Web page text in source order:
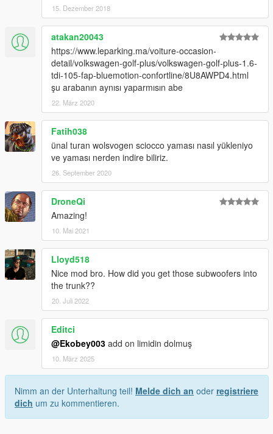
15. Dezember 2018
atakan20043
https://www.leparking.ma/voiture-occasion-
detail/volkswagen-golf-plus/volkswagen-golf-plus-1.6-
tdi-105-fap-bluemotion-confortline/8U8AWPD4.html
şu arabanın aynısı yaparmısın abe
22. März 2020
Fatih038
ünal turan wolsvogen sciocco yaması nasıl yükleniyo
ve yaması nerden indire biliriz.
26. September 2020
DroneQi
Amazing!
10. Mai 2021
Lloyd518
Nice mod bro. How did you get those subwoofers into
the trunk??
20. Juli 2022
Editci
@Ekobey003 add on limidin dolmuş
10. März 2025
Nimm an der Unterhaltung teil! Melde dich an oder registriere
dich um zu kommentieren.